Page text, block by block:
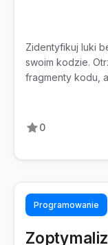
Zidentyfikuj luki
swoim kodzie.
fragmenty kodu,
0
Programowanie